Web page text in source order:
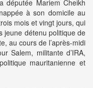
Mariem Cheikh
à son domicile au
mois et vingt jours, qui
jeune détenu politique de
au cours de l’après-midi
Salem, militante d’IRA,
mauritanienne et